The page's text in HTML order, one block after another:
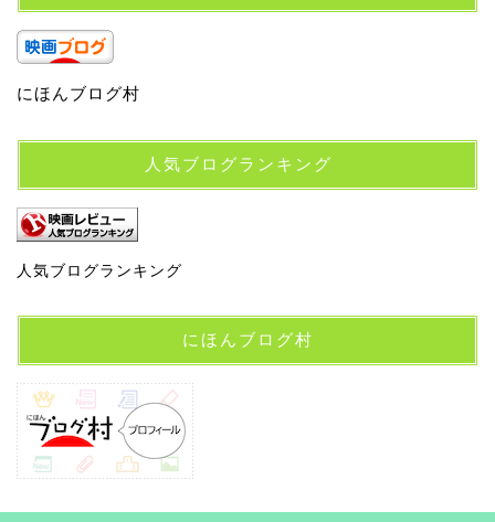
にほんブログ村
人気ブログランキング
人気ブログランキング
にほんブログ村